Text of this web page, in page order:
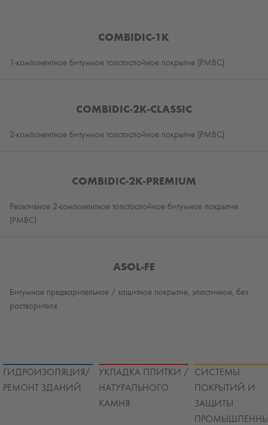
COMBIDIC-1K
1-компонентное битумное толстослойное покрытие (PMBC)
COMBIDIC-2K-CLASSIC
2-компонентное битумное толстослойное покрытие (PMBC)
COMBIDIC-2K-PREMIUM
Реактивное 2-компонентное толстослойное битумное покрытие
(PMBC)
ASOL-FE
Битумное предварительное / защитное покрытие, эластичное, без
растворителя
ГИДРОИЗОЛЯЦИЯ/
РЕМОНТ ЗДАНИЙ
УКЛАДКА ПЛИТКИ /
НАТУРАЛЬНОГО
КАМНЯ
СИСТЕМЫ
ПОКРЫТИЙ И
ЗАЩИТЫ